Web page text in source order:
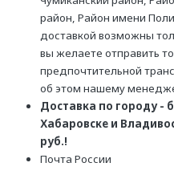
район, Район имени
доставкой возможны
вы желаете отправить
предпочтительной
об этом нашему
Доставка по городу -
Хабаровске и
руб.!
Почта России